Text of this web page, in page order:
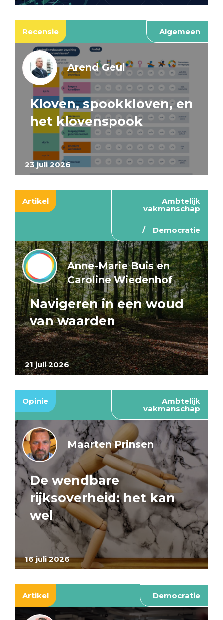
Recensie Algemeen
23 juli 2026
Arend Geul
Kloven, spookkloven, en
het klovenspook
Artikel Ambtelijk
vakmanschap
Democratie
21 juli 2026
Anne-Marie Buis en
Caroline Wiedenhof
Navigeren in een woud
van waarden
Opinie Ambtelijk
vakmanschap
16 juli 2026
Maarten Prinsen
De wendbare
rijksoverheid: het kan
wel
Artikel Democratie